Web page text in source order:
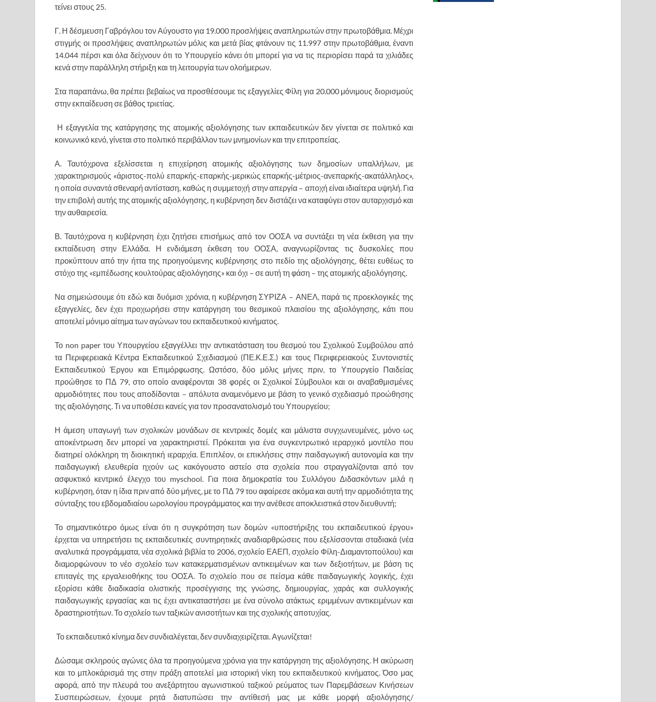
τείνει στους 25.
​Γ. Η δέσμευση Γαβρόγλου τον Αύγουστο για 19.000 προσλήψεις αναπληρωτών στην πρωτοβάθμια. Μέχρι
στιγμής οι προσλήψεις αναπληρωτών μόλις και μετά βίας φτάνουν τις 11.997 στην πρωτοβάθμια, έναντι
14.044 πέρσι και όλα δείχνουν ότι το Υπουργείο κάνει ότι μπορεί για να τις περιορίσει παρά τα χιλιάδες
κενά στην παράλληλη στήριξη και τη λειτουργία των ολοήμερων.
​Στα παραπάνω, θα πρέπει βεβαίως να προσθέσουμε τις εξαγγελίες Φίλη για 20.000 μόνιμους διορισμούς
στην εκπαίδευση σε βάθος τριετίας.
Η εξαγγελία της κατάργησης της ατομικής αξιολόγησης των εκπαιδευτικών δεν γίνεται σε πολιτικό και
κοινωνικό κενό, γίνεται στο πολιτικό περιβάλλον των μνημονίων και την επιτροπείας.
​Α. Ταυτόχρονα εξελίσσεται η επιχείρηση ατομικής αξιολόγησης των δημοσίων υπαλλήλων, με
χαρακτηρισμούς «άριστος-πολύ επαρκής-επαρκής-μερικώς επαρκής-μέτριος-ανεπαρκής-ακατάλληλος»,
η οποία συναντά σθεναρή αντίσταση, καθώς η συμμετοχή στην απεργία – αποχή είναι ιδιαίτερα υψηλή. Για
την επιβολή αυτής της ατομικής αξιολόγησης, η κυβέρνηση δεν διστάζει να καταφύγει στον αυταρχισμό και
την αυθαιρεσία.
​Β. Ταυτόχρονα η κυβέρνηση έχει ζητήσει επισήμως από τον ΟΟΣΑ να συντάξει τη νέα έκθεση για την
εκπαίδευση στην Ελλάδα. Η ενδιάμεση έκθεση του ΟΟΣΑ, αναγνωρίζοντας τις δυσκολίες που
προκύπτουν από την ήττα της προηγούμενης κυβέρνησης στο πεδίο της αξιολόγησης, θέτει ευθέως το
στόχο της «εμπέδωσης κουλτούρας αξιολόγησης» και όχι – σε αυτή τη φάση – της ατομικής αξιολόγησης.
Να σημειώσουμε ότι εδώ και δυόμισι χρόνια, η κυβέρνηση ΣΥΡΙΖΑ – ΑΝΕΛ, παρά τις προεκλογικές της
εξαγγελίες, δεν έχει προχωρήσει στην κατάργηση του θεσμικού πλαισίου της αξιολόγησης, κάτι που
αποτελεί μόνιμο αίτημα των αγώνων του εκπαιδευτικού κινήματος.
​Το non paper του Υπουργείου εξαγγέλλει την αντικατάσταση του θεσμού του Σχολικού Συμβούλου από
τα Περιφερειακά Κέντρα Εκπαιδευτικού Σχεδιασμού (ΠΕ.Κ.Ε.Σ.) και τους Περιφερειακούς Συντονιστές
Εκπαιδευτικού Έργου και Επιμόρφωσης. Ωστόσο, δύο μόλις μήνες πριν, το Υπουργείο Παιδείας
προώθησε το ΠΔ 79, στο οποίο αναφέρονται 38 φορές οι Σχολικοί Σύμβουλοι και οι αναβαθμισμένες
αρμοδιότητες που τους αποδίδονται – απόλυτα αναμενόμενο με βάση το γενικό σχεδιασμό προώθησης
της αξιολόγησης. Τι να υποθέσει κανείς για τον προσανατολισμό του Υπουργείου;
​Η άμεση υπαγωγή των σχολικών μονάδων σε κεντρικές δομές και μάλιστα συγχωνευμένες, μόνο ως
αποκέντρωση δεν μπορεί να χαρακτηριστεί. Πρόκειται για ένα συγκεντρωτικό ιεραρχικό μοντέλο που
διατηρεί ολόκληρη τη διοικητική ιεραρχία. Επιπλέον, οι επικλήσεις στην παιδαγωγική αυτονομία και την
παιδαγωγική ελευθερία ηχούν ως κακόγουστο αστείο στα σχολεία που στραγγαλίζονται από τον
ασφυκτικό κεντρικό έλεγχο του myschool. Για ποια δημοκρατία του Συλλόγου Διδασκόντων μιλά η
κυβέρνηση, όταν η ίδια πριν από δύο μήνες, με το ΠΔ 79 του αφαίρεσε ακόμα και αυτή την αρμοδιότητα της
σύνταξης του εβδομαδιαίου ωρολογίου προγράμματος και την ανέθεσε αποκλειστικά στον διευθυντή;
​Το σημαντικότερο όμως είναι ότι η συγκρότηση των δομών «υποστήριξης του εκπαιδευτικού έργου»
έρχεται να υπηρετήσει τις εκπαιδευτικές συντηρητικές αναδιαρθρώσεις που εξελίσσονται σταδιακά (νέα
αναλυτικά προγράμματα, νέα σχολικά βιβλία το 2006, σχολείο ΕΑΕΠ, σχολείο Φίλη-Διαμαντοπούλου) και
διαμορφώνουν το νέο σχολείο των κατακερματισμένων αντικειμένων και των δεξιοτήτων, με βάση τις
επιταγές της εργαλειοθήκης του ΟΟΣΑ. Το σχολείο που σε πείσμα κάθε παιδαγωγικής λογικής, έχει
εξορίσει κάθε διαδικασία ολιστικής προσέγγισης της γνώσης, δημιουργίας, χαράς και συλλογικής
παιδαγωγικής εργασίας και τις έχει αντικαταστήσει με ένα σύνολο ατάκτως εριμμένων αντικειμένων και
δραστηριοτήτων. Το σχολείο των ταξικών ανισοτήτων και της σχολικής αποτυχίας.
Το εκπαιδευτικό κίνημα δεν συνδιαλέγεται, δεν συνδιαχειρίζεται. Αγωνίζεται!
​Δώσαμε σκληρούς αγώνες όλα τα προηγούμενα χρόνια για την κατάργηση της αξιολόγησης. Η ακύρωση
και το μπλοκάρισμά της στην πράξη αποτελεί μια ιστορική νίκη του εκπαιδευτικού κινήματος. Όσο μας
αφορά, από την πλευρά του ανεξάρτητου αγωνιστικού ταξικού ρεύματος των Παρεμβάσεων Κινήσεων
Συσπειρώσεων, έχουμε ρητά διατυπώσει την αντίθεσή μας με κάθε μορφή αξιολόγησης/